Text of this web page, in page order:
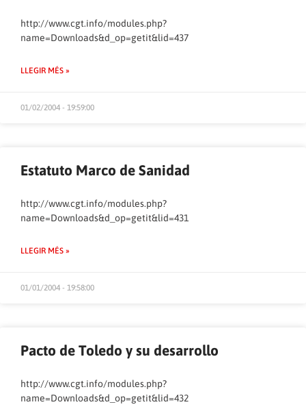
http://www.cgt.info/modules.php?
name=Downloads&d_op=getit&lid=437
LLEGIR MÉS »
01/02/2004 - 19:59:00
Estatuto Marco de Sanidad
http://www.cgt.info/modules.php?
name=Downloads&d_op=getit&lid=431
LLEGIR MÉS »
01/01/2004 - 19:58:00
Pacto de Toledo y su desarrollo
http://www.cgt.info/modules.php?
name=Downloads&d_op=getit&lid=432